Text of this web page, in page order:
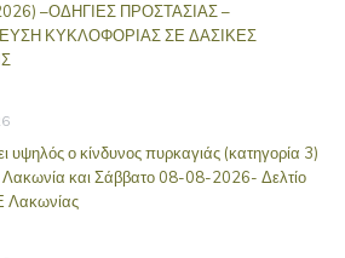
–ΟΔΗΓΙΕΣ ΠΡΟΣΤΑΣΙΑΣ –
ΚΥΚΛΟΦΟΡΙΑΣ ΣΕ ΔΑΣΙΚΕΣ
υψηλός ο κίνδυνος πυρκαγιάς (κατηγορία 3)
Λακωνία και Σάββατο 08-08-2026- Δελτίο
Λακωνίας